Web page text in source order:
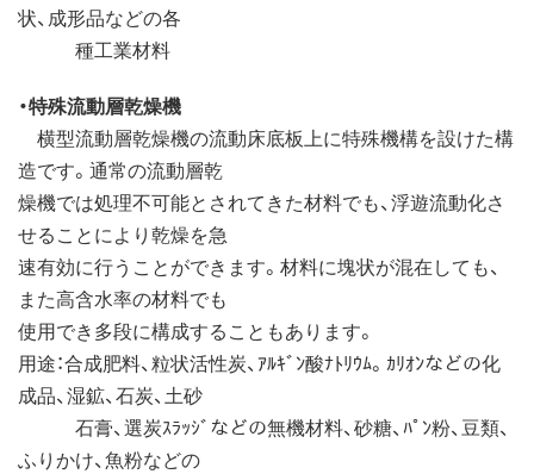
状、成形品などの各
種工業材料
・特殊流動層乾燥機
横型流動層乾燥機の流動床底板上に特殊機構を設けた構
造です。通常の流動層乾
燥機では処理不可能とされてきた材料でも、浮遊流動化さ
せることにより乾燥を急
速有効に行うことができます。材料に塊状が混在しても、
また高含水率の材料でも
使用でき多段に構成することもあります。
用途：合成肥料、粒状活性炭、ｱﾙｷﾞﾝ酸ﾅﾄﾘｳﾑ。ｶﾘｵﾝなどの化
成品、湿鉱、石炭、土砂
石膏、選炭ｽﾗｯｼﾞなどの無機材料、砂糖、ﾊﾟﾝ粉、豆類、
ふりかけ、魚粉などの